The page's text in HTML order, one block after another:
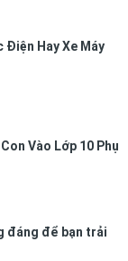
Điện Hay Xe Máy
Vào Lớp 10 Phụ
đáng để bạn trải